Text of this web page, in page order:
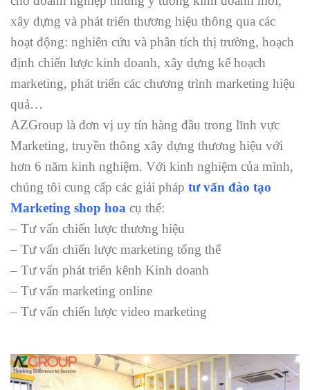
xây dựng và phát triển thương hiệu thông qua các
hoạt động: nghiên cứu và phân tích thị trường, hoạch
định chiến lược kinh doanh, xây dựng kế hoạch
marketing, phát triển các chương trình marketing hiệu
quả…
AZGroup là đơn vị uy tín hàng đầu trong lĩnh vực
Marketing, truyền thông xây dựng thương hiệu với
hơn 6 năm kinh nghiệm. Với kinh nghiệm của mình,
chúng tôi cung cấp các giải pháp tư vấn đào tạo
Marketing shop hoa cụ thể:
– Tư vấn chiến lược thương hiệu
– Tư vấn chiến lược marketing tổng thể
– Tư vấn phát triển kênh Kinh doanh
– Tư vấn marketing online
– Tư vấn chiến lược video marketing